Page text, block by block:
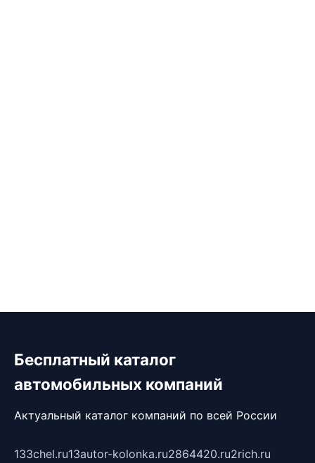
Бесплатный каталог
автомобильных компаний
Актуальный каталог компаний по всей России
133chel.ru13autor-kolonka.ru2864420.ru2rich.ru